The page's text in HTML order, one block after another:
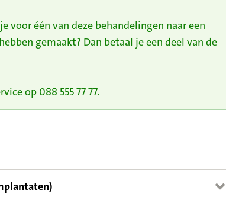
voor één van deze behandelingen naar een
gemaakt? Dan betaal je een deel van de
op 088 555 77 77.